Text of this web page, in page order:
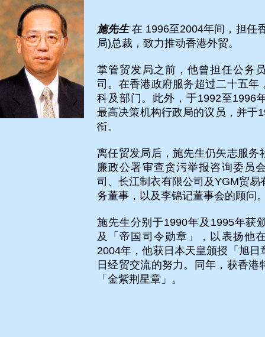
施先生在 1996至2004年间，担任
局)总裁，致力推动香港外贸。
掌管贸发局之前，他曾担任公务
司。在香港政府服务超过二十五年
科及部门。此外，于1992至1996
最高决策机构行政局的议员，并于
衔。
离任贸发局后，施先生仍矢志服务
廉政公署审查贪污举报咨询委员
司、长江制衣有限公司及YGM贸易
务董事，以及李锦记董事会的顾问
施先生分别于1990年及1995年获
及「帝国司令勋章」，以表扬他
2004年，他获日本天皇颁授「旭日
日经贸交流的努力。同年，获香港
「金紫荆星章」。